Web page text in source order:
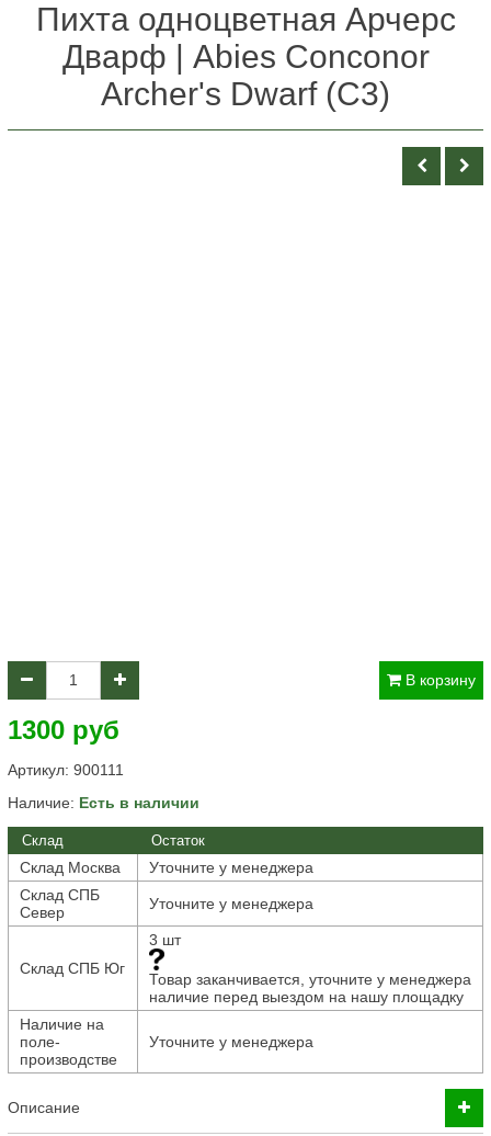
Пихта одноцветная Арчерс
Дварф | Abies Conconor
Archer's Dwarf (С3)
В корзину
1300 руб
Артикул: 900111
Наличие: Есть в наличии
Склад Остаток
Склад Москва
Уточните у менеджера
Склад СПБ
Север
Уточните у менеджера
Склад СПБ Юг
3 шт
Товар заканчивается, уточните у менеджера
наличие перед выездом на нашу площадку
Наличие на
поле-
производстве
Уточните у менеджера
Описание